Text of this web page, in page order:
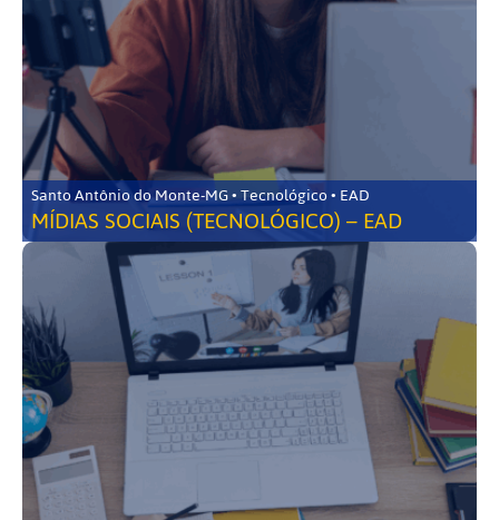
Santo Antônio do Monte-MG • Tecnológico • EAD
MÍDIAS SOCIAIS (TECNOLÓGICO) – EAD